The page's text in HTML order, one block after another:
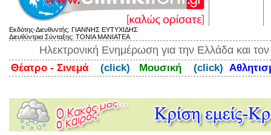
Εκδότης-Διευθυντής: ΓΙΑΝΝΗΣ ΕΥΤΥΧΙΔΗΣ
Διευθύντρια Σύνταξης: ΤΟΝΙΑ ΜΑΝΙΑΤΕΑ
Ηλεκτρονική Ενημέρωση για την Ελλάδα και
Θέατρο - Σινεμά (click) Μουσική (click)